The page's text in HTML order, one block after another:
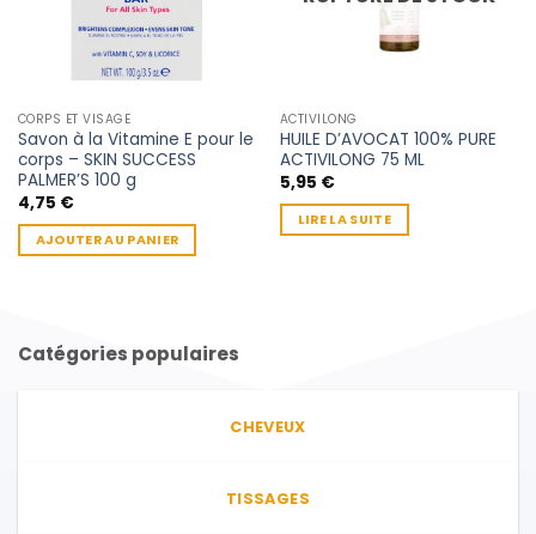
CORPS ET VISAGE
Savon à la Vitamine E pour le
corps – SKIN SUCCESS
PALMER’S 100 g
4,75 €
AJOUTER AU PANIER
ACTIVILONG
HUILE D’AVOCAT 100% PURE
ACTIVILONG 75 ML
5,95 €
LIRE LA SUITE
Catégories populaires
CHEVEUX
TISSAGES